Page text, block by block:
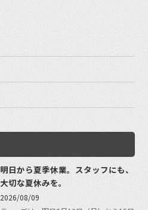
明日から夏季休業。スタッフにも、
大切な夏休みを。
2026/08/09